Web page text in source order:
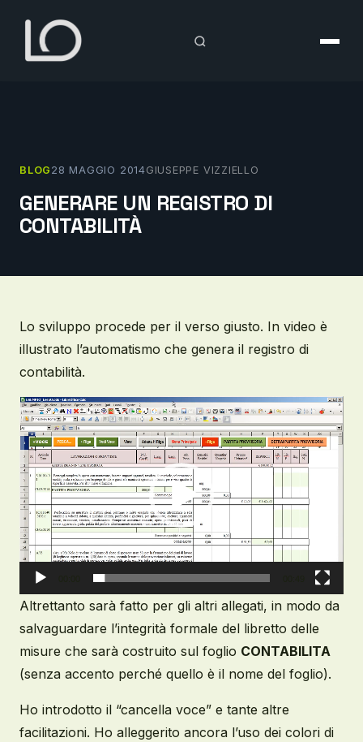
contenuto
BLOG 28 MAGGIO 2014GIUSEPPE VIZZIELLO
GENERARE UN REGISTRO DI
CONTABILITÀ
Lo sviluppo procede per il verso giusto. In video è
illustrato l’automatismo che genera il registro di
contabilità.
Video
Player
Altrettanto sarà fatto per gli altri allegati, in modo da
salvaguardare l’integrità formale del libretto delle
misure che sarà costruito sul foglio CONTABILITA
(senza accento perché quello è il nome del foglio).
Ho introdotto il “cancella voce” e tante altre
facilitazioni. Ho alleggerito ancora l’uso dei colori di